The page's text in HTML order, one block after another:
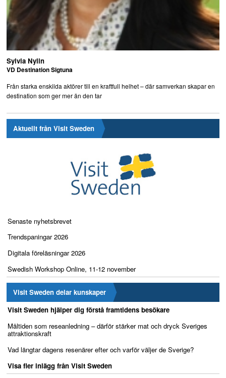
Sylvia Nylin
VD Destination Sigtuna
Från starka enskilda aktörer till en kraftfull helhet – där samverkan skapar en
destination som ger mer än den tar
Aktuellt från Visit Sweden
Senaste nyhetsbrevet
Trendspaningar 2026
Digitala föreläsningar 2026
Swedish Workshop Online, 11-12 november
Visit Sweden delar kunskaper
Visit Sweden hjälper dig förstå framtidens besökare
Måltiden som reseanledning – därför stärker mat och dryck Sveriges
attraktionskraft
Vad längtar dagens resenärer efter och varför väljer de Sverige?
Visa fler inlägg från Visit Sweden